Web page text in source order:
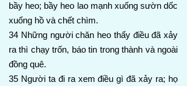
bầy heo; bầy heo lao mạnh xuống sườn dốc
xuống hồ và chết chìm.
34 Những người chăn heo thấy điều đã xảy
ra thì chạy trốn, báo tin trong thành và ngoài
đồng quê.
35 Người ta đi ra xem điều gì đã xảy ra; họ